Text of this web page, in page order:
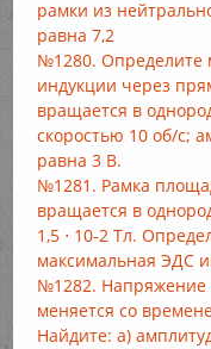
рамки из
равна 7,2
№1280. Определите
индукции через
вращается в
скоростью 10 об/с;
равна 3 В.
№1281. Рамка
вращается в
1,5 ⋅ 10-2 Тл.
максимальная ЭДС
№1282. Напряжение
меняется со
Найдите: а)